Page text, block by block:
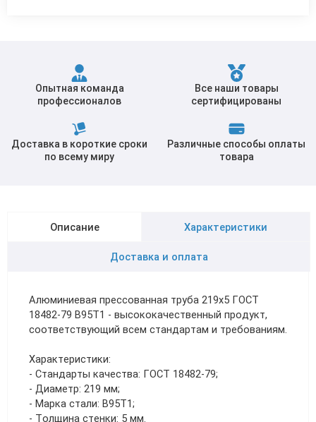
Опытная команда
профессионалов
Все наши товары
сертифицированы
Доставка в короткие сроки
по всему миру
Различные способы оплаты
товара
Описание Характеристики
Доставка и оплата
Алюминиевая прессованная труба 219х5 ГОСТ
18482-79 В95Т1 - высококачественный продукт,
соответствующий всем стандартам и требованиям.
Характеристики:
- Стандарты качества: ГОСТ 18482-79;
- Диаметр: 219 мм;
- Марка стали: В95Т1;
- Толщина стенки: 5 мм.